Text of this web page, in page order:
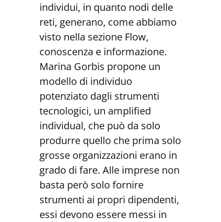
individui, in quanto nodi delle
reti, generano, come abbiamo
visto nella sezione Flow,
conoscenza e informazione.
Marina Gorbis propone un
modello di individuo
potenziato dagli strumenti
tecnologici, un amplified
individual, che può da solo
produrre quello che prima solo
grosse organizzazioni erano in
grado di fare. Alle imprese non
basta però solo fornire
strumenti ai propri dipendenti,
essi devono essere messi in